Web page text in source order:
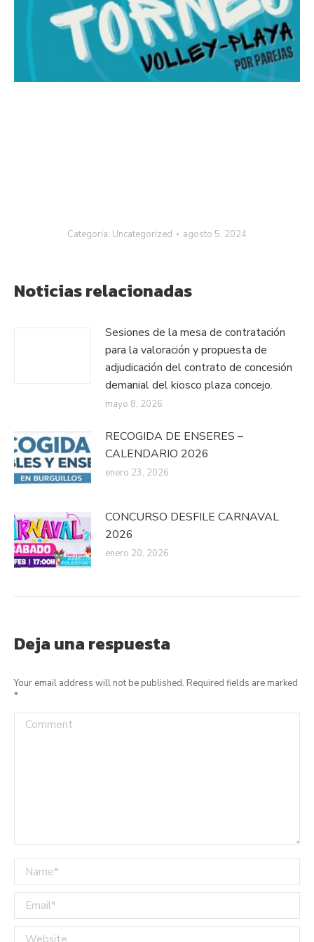
Categoría: Uncategorized agosto 5, 2024
Noticias relacionadas
Sesiones de la mesa de contratación
para la valoración y propuesta de
adjudicación del contrato de concesión
demanial del kiosco plaza concejo.
mayo 8, 2026
RECOGIDA DE ENSERES –
CALENDARIO 2026
enero 23, 2026
CONCURSO DESFILE CARNAVAL
2026
enero 20, 2026
Deja una respuesta
Your email address will not be published. Required fields are marked
*
Comment
Name *
Email *
Website